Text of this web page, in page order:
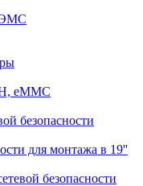
ЭМС
eMMC
безопасности
для монтажа в 19''
безопасности